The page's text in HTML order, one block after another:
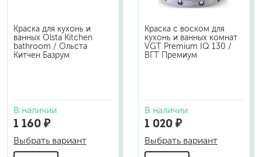
Краска для кухонь и
ванных Olsta Kitchen
bathroom / Ольста
Китчен Базрум
В наличии
1 160 ₽
Выбрать вариант
Краска с воском для
кухонь и ванных комнат
VGT Premium IQ 130 /
ВГТ Премиум
В наличии
1 020 ₽
Выбрать вариант